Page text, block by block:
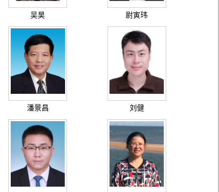
吴昊 尉寅玮
潘景昌 刘健